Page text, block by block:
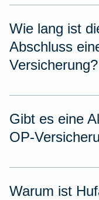
Wie lang ist
Abschluss
Versicherung?
Gibt es eine
OP-
Warum ist